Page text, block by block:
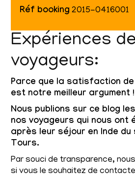
Réf booking 2015-0416001
Expériences
voyageurs:
Parce que la satisfaction
est notre meilleur argument !
Nous publions sur ce blog
nos voyageurs qui nous ont
après leur séjour en Inde du
Tours.
Par souci de transparence,
si vous le souhaitez de